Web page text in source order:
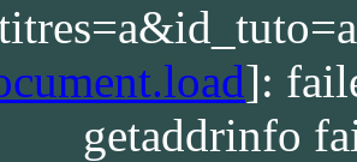
]:
getaddrinfo